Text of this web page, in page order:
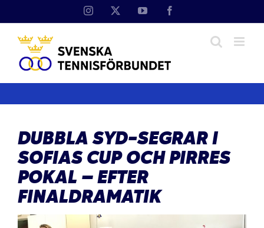
Instagram YouTube
DUBBLA SYD-SEGRAR I
SOFIAS CUP OCH PIRRES
POKAL – EFTER
FINALDRAMATIK